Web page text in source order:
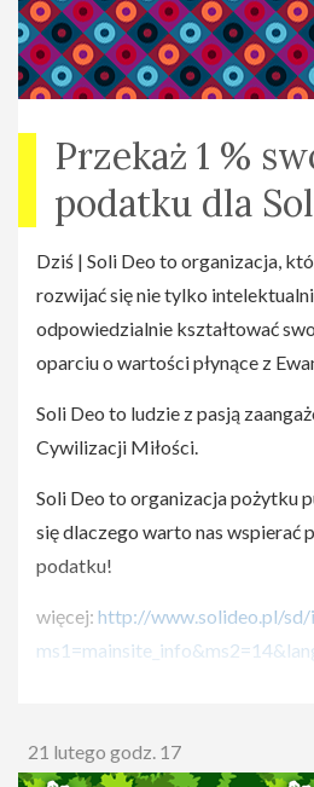
Przekaż 1 %
podatku dla
Dziś | Soli Deo to organizacja,
rozwijać się nie tylko
odpowiedzialnie kształtować
oparciu o wartości płynące z
Soli Deo to ludzie z pasją
Cywilizacji Miłości.
Soli Deo to organizacja pożytku
się dlaczego warto nas wspierać
podatku!
więcej: http://www.solideo.pl/sd/
21 lutego godz. 17